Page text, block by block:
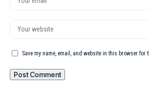
Save my name, email, and website in this browser for